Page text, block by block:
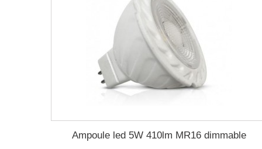
Ampoule led 5W 410lm MR16 dimmable